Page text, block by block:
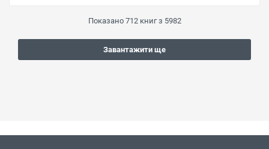
Показано 712книг з 5982
Завантажити ще